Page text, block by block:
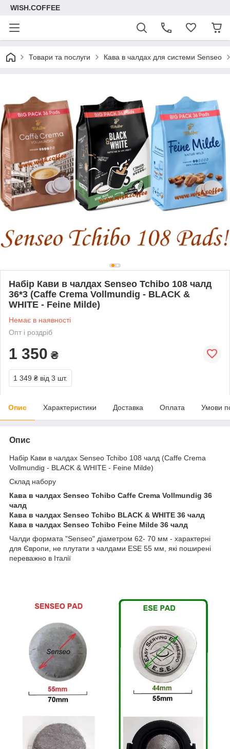
WISH.COFFEE
Товари та послуги Кава в чалдах для системи Senseo
Набір Кави в чалдах Senseo Tchibo 108 чалд
36*3 (Caffe Crema Vollmundig - BLACK &
WHITE - Feine Milde)
Немає в наявності
Опт і роздріб
1 350 ₴
1 349 ₴ від 3 шт.
Опис Характеристики Доставка Оплата Умови
Опис
Набір Кави в чалдах Senseo Tchibo 108 чалд (Caffe Crema
Vollmundig - BLACK & WHITE - Feine Milde)
Склад набору
Кава в чалдах Senseo Tchibo Caffe Crema Vollmundig 36
чалд
Кава в чалдах Senseo Tchibo BLACK & WHITE 36 чалд
Кава в чалдах Senseo Tchibo Feine Milde 36 чалд
Чалди формата "Senseo" діаметром 62- 70 мм - характерні
для Європи, не плутати з чалдами ESE 55 мм, які поширені
переважно в Італії